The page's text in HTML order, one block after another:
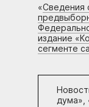
«Сведения
издание
сегменте
дума»,